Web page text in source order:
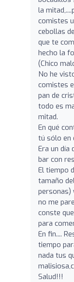
la
comistes
cebollas
que te
hecho la
(Chico
No he
comistes
pan de
todo es
mitad.
En qué
tú sólo en
Era un día
bar con
El tiempo
tamaño
personas)
no me
conste
para
En fin....
tiempo
nada tus
Salud!!!